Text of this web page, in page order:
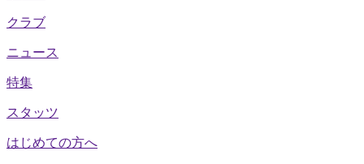
クラブ
ニュース
特集
スタッツ
はじめての方へ